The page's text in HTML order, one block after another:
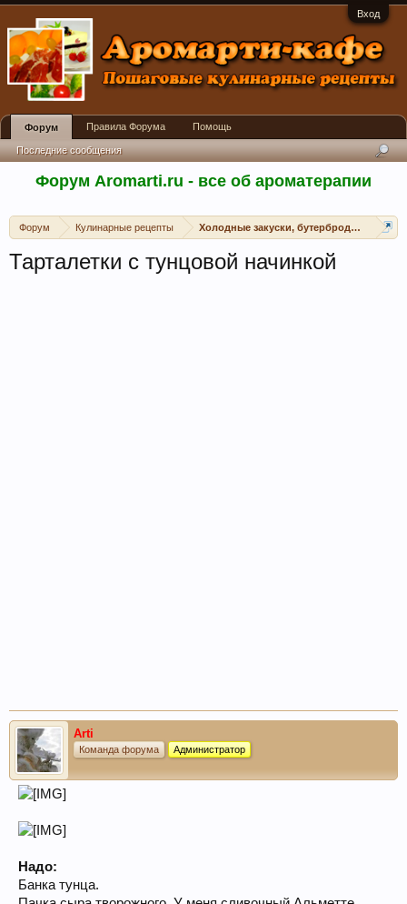
Вход
Форум Aromarti.ru - все об ароматерапии
Форум Кулинарные рецепты Холодные закуски, бутерброды, канапе,
Тарталетки с тунцовой начинкой
Arti
Команда форума Администратор
Надо:
Банка тунца.
Форум
Последние сообщения
Правила Форума Помощь